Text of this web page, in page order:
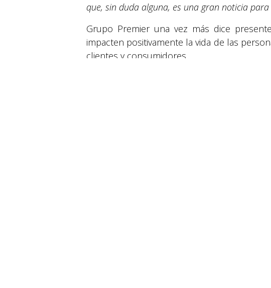
que, sin duda alguna, es una gran noticia para
Grupo Premier una vez más dice
impacten positivamente la vida de las
clientes y consumidores.
© 2026 Suyapa Medios. Todos los derechos reservados.